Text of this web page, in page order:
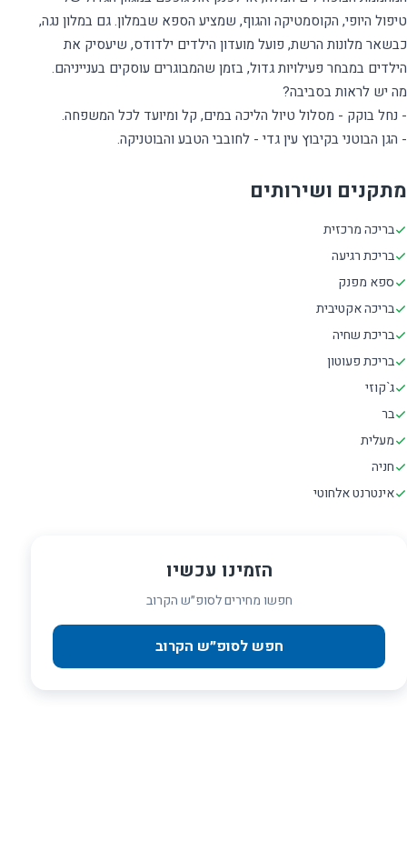
טיפול היופי, הקוסמטיקה והגוף, שמציע הספא שבמלון. גם במלון נגה,
כבשאר מלונות הרשת, פועל מועדון הילדים ילדודס, שיעסיק את
- הגן הבוטני בקיבוץ עין גדי - לחובבי הטבע והבוטניקה.
מתקנים ושירותים
בריכה מרכזית
בריכת רגיעה
ספא מפנק
בריכה אקטיבית
בריכת שחיה
בריכת פעוטון
ג`קוזי
בר
מעלית
חניה
אינטרנט אלחוטי
הזמינו עכשיו
חפשו מחירים לסופ״ש הקרוב
חפש לסופ״ש הקרוב